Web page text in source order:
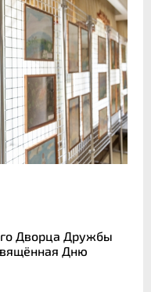
Дворца Дружбы
Дню